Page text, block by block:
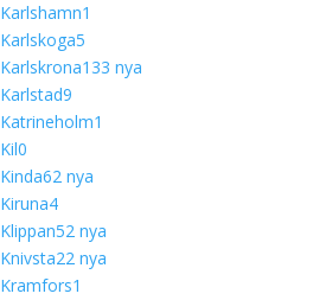
Karlshamn1
Karlskoga5
Karlskrona133 nya
Karlstad9
Katrineholm1
Kil0
Kinda62 nya
Kiruna4
Klippan52 nya
Knivsta22 nya
Kramfors1